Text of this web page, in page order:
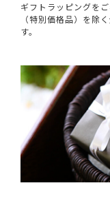
ギフトラッピングを
（特別価格品）を除
す。